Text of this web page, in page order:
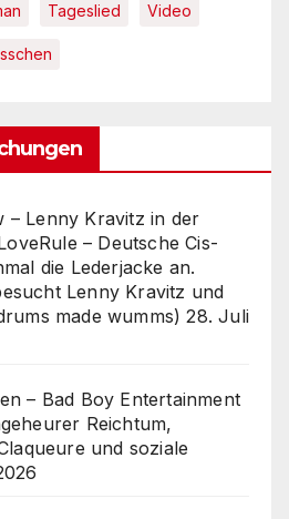
Tageslied Video
– Lenny Kravitz in der
– Deutsche Cis-
die Lederjacke an.
Lenny Kravitz und
made wumms) 28. Juli
– Bad Boy Entertainment
Reichtum,
und soziale